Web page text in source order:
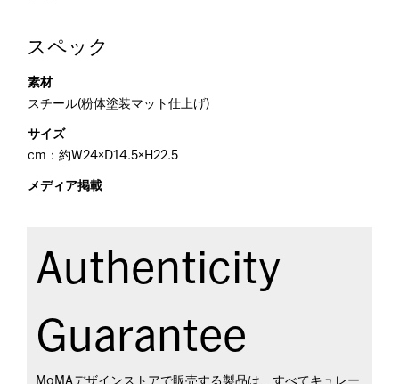
スペック
素材
スチール(粉体塗装マット仕上げ)
サイズ
cm：約W24×D14.5×H22.5
メディア掲載
Authenticity
Guarantee
MoMAデザインストアで販売する製品は、すべてキュレー